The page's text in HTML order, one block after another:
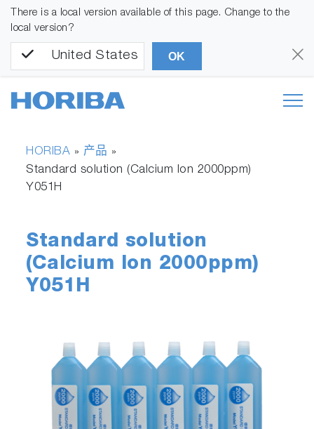
There is a local version available of this page. Change to the
local version?
United States OK
HORIBA » 产品 »
Standard solution (Calcium Ion 2000ppm)
Y051H
Standard solution
(Calcium Ion 2000ppm)
Y051H